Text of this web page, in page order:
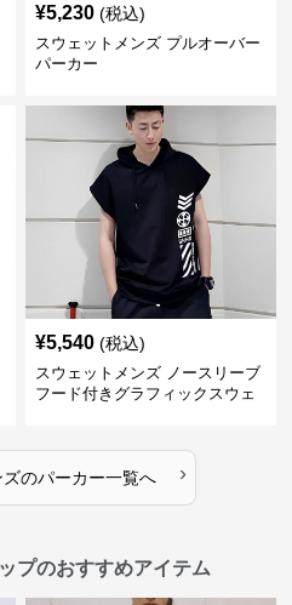
¥5,230 (税込)
スウェットメンズ プルオーバー
パーカー
¥5,540 (税込)
スウェットメンズ ノースリーブ
フード付きグラフィックスウェ
ズのパーカー一覧へ ›
プのおすすめアイテム